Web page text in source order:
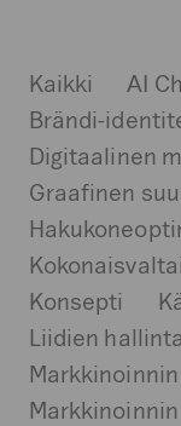
Kaikki AI
Brändi-
Digitaalinen
Graafinen
Konsepti
Liidien